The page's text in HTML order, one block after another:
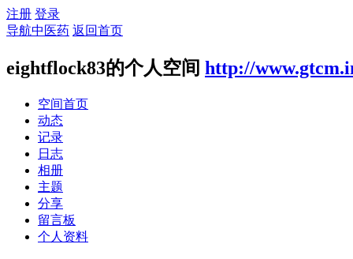
注册 登录
导航中医药 返回首页
eightflock83的个人空间 http://
空间首页
动态
记录
日志
相册
主题
分享
留言板
个人资料